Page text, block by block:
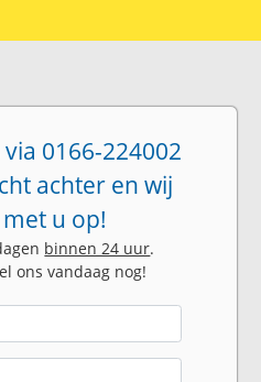
0166-224002
achter en wij
u op!
binnen 24 uur.
ons vandaag nog!